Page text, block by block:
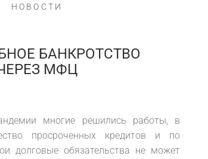
НОВОСТИ
БАНКРОТСТВО
МФЦ
многие решились работы, в
просроченных кредитов и по
долговые обязательства не может